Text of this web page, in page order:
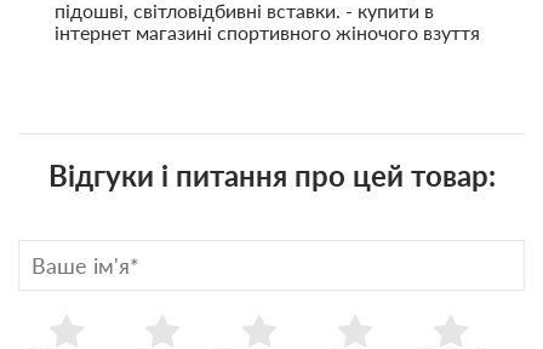
підошві, світловідбивні вставки. - купити в
інтернет магазині спортивного жіночого взуття
Відгуки і питання про цей товар: